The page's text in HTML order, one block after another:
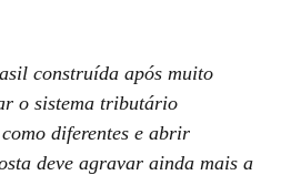
construída após muito
o sistema tributário
diferentes e abrir
deve agravar ainda mais a